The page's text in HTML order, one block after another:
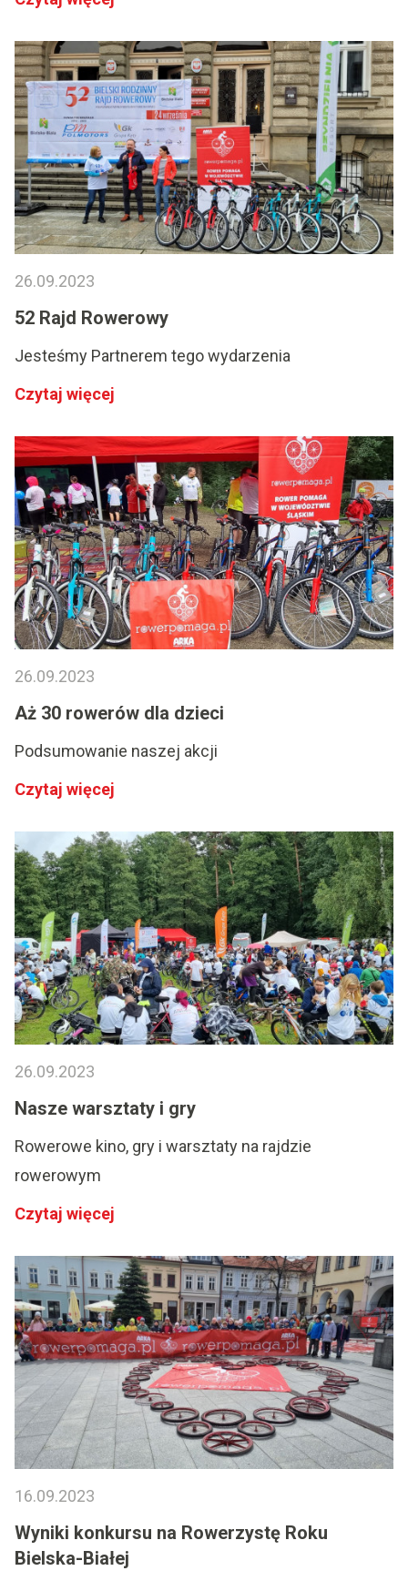
26.09.2023
52 Rajd Rowerowy
Jesteśmy Partnerem tego wydarzenia
Czytaj więcej
26.09.2023
Aż 30 rowerów dla dzieci
Podsumowanie naszej akcji
Czytaj więcej
26.09.2023
Nasze warsztaty i gry
Rowerowe kino, gry i warsztaty na rajdzie
rowerowym
Czytaj więcej
16.09.2023
Wyniki konkursu na Rowerzystę Roku
Bielska-Białej